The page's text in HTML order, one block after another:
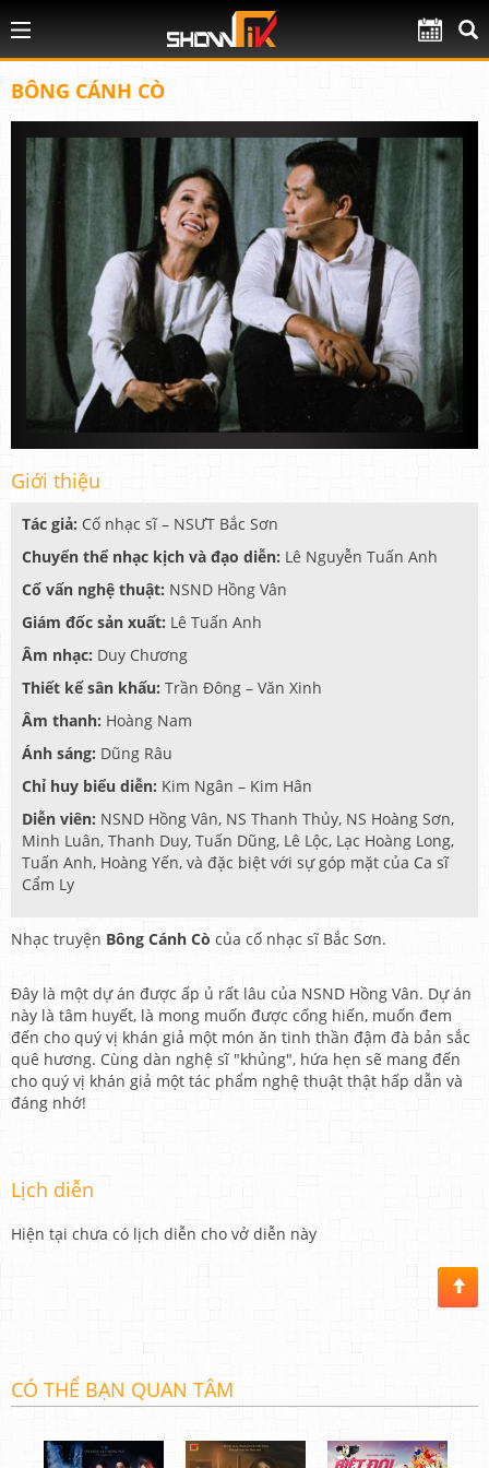
BÔNG CÁNH CÒ
Giới thiệu
Tác giả: Cố nhạc sĩ – NSƯT Bắc Sơn
Chuyển thể nhạc kịch và đạo diễn: Lê Nguyễn Tuấn Anh
Cố vấn nghệ thuật: NSND Hồng Vân
Giám đốc sản xuất: Lê Tuấn Anh
Âm nhạc: Duy Chương
Thiết kế sân khấu: Trần Đông – Văn Xinh
Âm thanh: Hoàng Nam
Ánh sáng: Dũng Râu
Chỉ huy biểu diễn: Kim Ngân – Kim Hân
Diễn viên: NSND Hồng Vân, NS Thanh Thủy, NS Hoàng Sơn,
Minh Luân, Thanh Duy, Tuấn Dũng, Lê Lộc, Lạc Hoàng Long,
Tuấn Anh, Hoàng Yến, và đặc biệt với sự góp mặt của Ca sĩ
Cẩm Ly
Nhạc truyện Bông Cánh Cò của cố nhạc sĩ Bắc Sơn.
Đây là một dự án được ấp ủ rất lâu của NSND Hồng Vân. Dự án
này là tâm huyết, là mong muốn được cống hiến, muốn đem
đến cho quý vị khán giả một món ăn tinh thần đậm đà bản sắc
quê hương. Cùng dàn nghệ sĩ "khủng", hứa hẹn sẽ mang đến
cho quý vị khán giả một tác phẩm nghệ thuật thật hấp dẫn và
đáng nhớ!
Lịch diễn
Hiện tại chưa có lịch diễn cho vở diễn này
CÓ THỂ BẠN QUAN TÂM